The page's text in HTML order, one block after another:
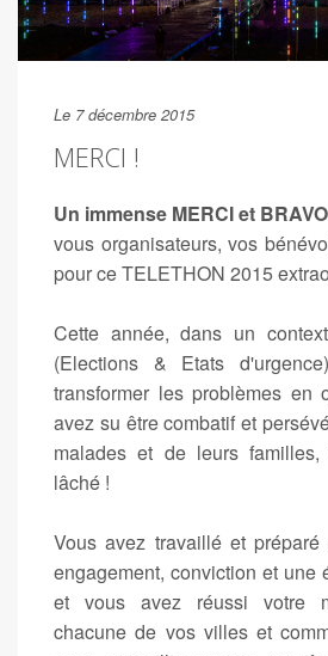
Le 7 décembre 2015
MERCI !
Un immense MERCI et BRAVO
vous organisateurs, vos
pour ce TELETHON 2015
Cette année, dans un
(Elections & Etats
transformer les problèmes en
avez su être combatif et
malades et de leurs
lâché !
Vous avez travaillé et
engagement, conviction et une
et vous avez réussi votre
chacune de vos villes et